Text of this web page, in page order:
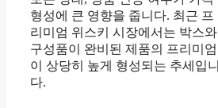
형성에 큰 영향을 줍니다. 최근 프
리미엄 위스키 시장에서는 박스와
구성품이 완비된 제품의 프리미엄
이 상당히 높게 형성되는 추세입니
다.